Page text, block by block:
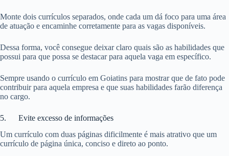
Monte dois currículos separados, onde cada um dá foco para uma área
de atuação e encaminhe corretamente para as vagas disponíveis.
Dessa forma, você consegue deixar claro quais são as habilidades que
possui para que possa se destacar para aquela vaga em específico.
Sempre usando o currículo em Goiatins para mostrar que de fato pode
contribuir para aquela empresa e que suas habilidades farão diferença
no cargo.
5. Evite excesso de informações
Um currículo com duas páginas dificilmente é mais atrativo que um
currículo de página única, conciso e direto ao ponto.